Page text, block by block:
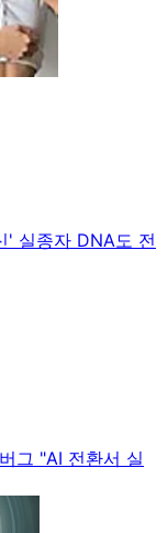
' 실종자 DNA도 전
그 "AI 전환서 실